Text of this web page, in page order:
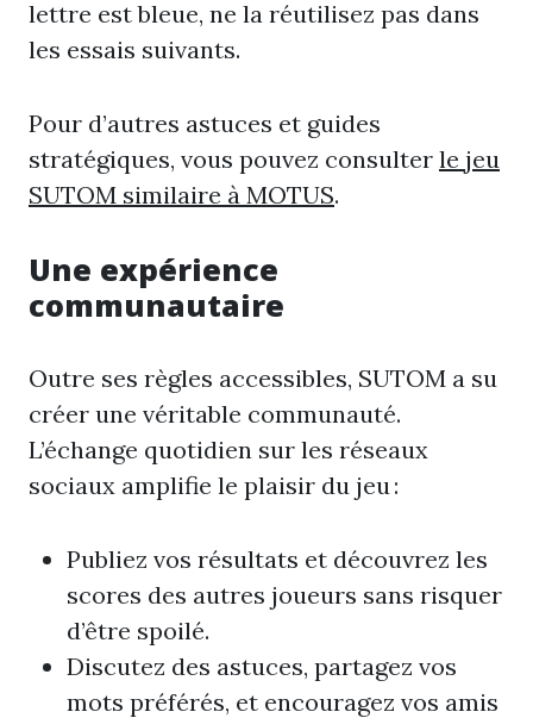
lettre est bleue, ne la réutilisez pas dans
les essais suivants.
Pour d’autres astuces et guides
stratégiques, vous pouvez consulter le jeu
SUTOM similaire à MOTUS.
Une expérience
communautaire
Outre ses règles accessibles, SUTOM a su
créer une véritable communauté.
L’échange quotidien sur les réseaux
sociaux amplifie le plaisir du jeu :
Publiez vos résultats et découvrez les
scores des autres joueurs sans risquer
d’être spoilé.
Discutez des astuces, partagez vos
mots préférés, et encouragez vos amis